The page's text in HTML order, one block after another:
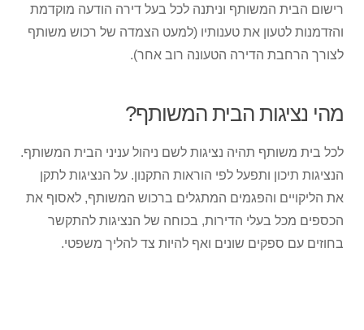
רישום הבית המשותף וניתנה לכל בעל דירה הודעה מוקדמת
והזדמנות לטעון את טענותיו (למעט הצמדה של רכוש משותף
לצורך הרחבת הדירה הטעונה רוב אחר).
מהי נציגות הבית המשותף?
לכל בית משותף תהיה נציגות לשם ניהול עניני הבית המשותף.
הנציגות תיכון ותפעל לפי הוראות התקנון. על הנציגות לתקן
את הליקויים והפגמים המתגלים ברכוש המשותף, לאסוף את
הכספים מכל בעלי הדירות, בכוחה של הנציגות להתקשר
בחוזים עם ספקים שונים ואף להיות צד להליך משפטי.